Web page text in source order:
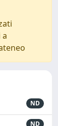
ND
ND